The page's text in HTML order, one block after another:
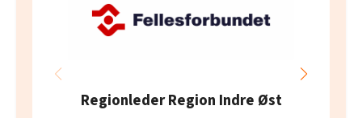
Regionleder Region Indre Øst